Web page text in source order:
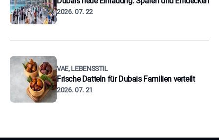
2026. 07. 22
VAE, LEBENSSTIL
Frische Datteln für Dubais Familien verteilt
2026. 07. 21